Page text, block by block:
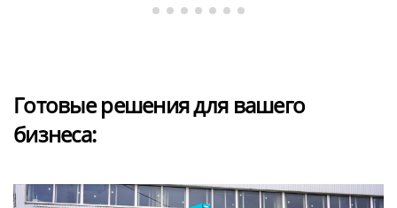
Готовые решения для вашего
бизнеса: